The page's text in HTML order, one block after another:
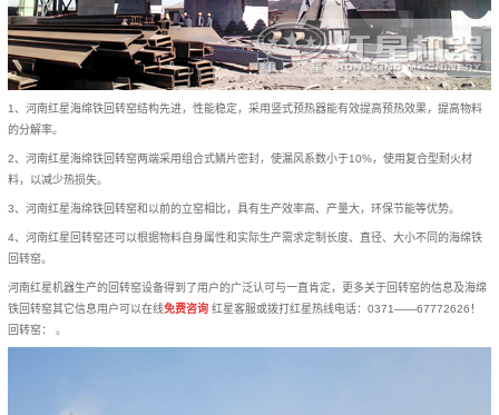
1、河南红星海绵铁回转窑结构先进，性能稳定，采用竖式预热器能有效提高预热效果，提高物料
的分解率。
2、河南红星海绵铁回转窑两端采用组合式鳞片密封，使漏风系数小于10%，使用复合型耐火材
料，以减少热损失。
3、河南红星海绵铁回转窑和以前的立窑相比，具有生产效率高、产量大，环保节能等优势。
4、河南红星回转窑还可以根据物料自身属性和实际生产需求定制长度、直径、大小不同的海绵铁
回转窑。
河南红星机器生产的回转窑设备得到了用户的广泛认可与一直肯定，更多关于回转窑的信息及海绵
铁回转窑其它信息用户可以在线免费咨询红星客服或拨打红星热线电话：0371——67772626！
回转窑： 。